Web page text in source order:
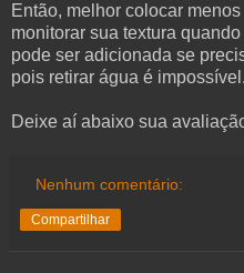
Então, melhor colocar
monitorar sua textura
pode ser adicionada se
pois retirar água é impossível.
Deixe aí abaixo sua
Nenhum comentário:
Compartilhar